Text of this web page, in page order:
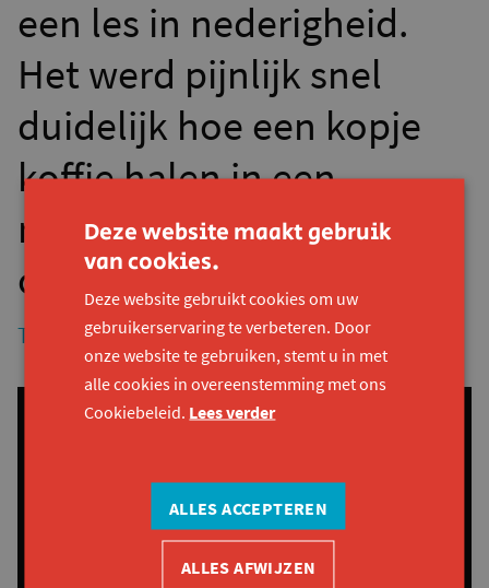
een les in nederigheid.
Het werd pijnlijk snel
duidelijk hoe een kopje
koffie halen in een
rolwagen al een heuse
opdracht is.
Tijl Vanmeirhaeghe, architect bij Havana
Deze website maakt gebruik
van cookies.
Deze website gebruikt cookies om uw
gebruikerservaring te verbeteren. Door
onze website te gebruiken, stemt u in met
alle cookies in overeenstemming met ons
Cookiebeleid. Lees verder
ALLES ACCEPTEREN
ALLES AFWIJZEN